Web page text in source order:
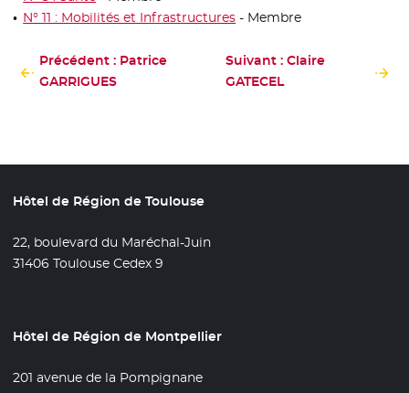
N° 11 : Mobilités et Infrastructures - Membre
Précédent : Patrice
GARRIGUES
Suivant : Claire
GATECEL
Hôtel de Région de Toulouse
22, boulevard du Maréchal-Juin
31406 Toulouse Cedex 9
Hôtel de Région de Montpellier
201 avenue de la Pompignane